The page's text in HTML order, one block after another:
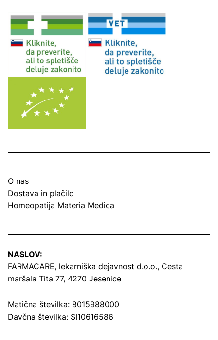
O nas
Dostava in plačilo
Homeopatija Materia Medica
NASLOV:
FARMACARE, lekarniška dejavnost d.o.o., Cesta
maršala Tita 77, 4270 Jesenice
Matična številka: 8015988000
Davčna številka: SI10616586